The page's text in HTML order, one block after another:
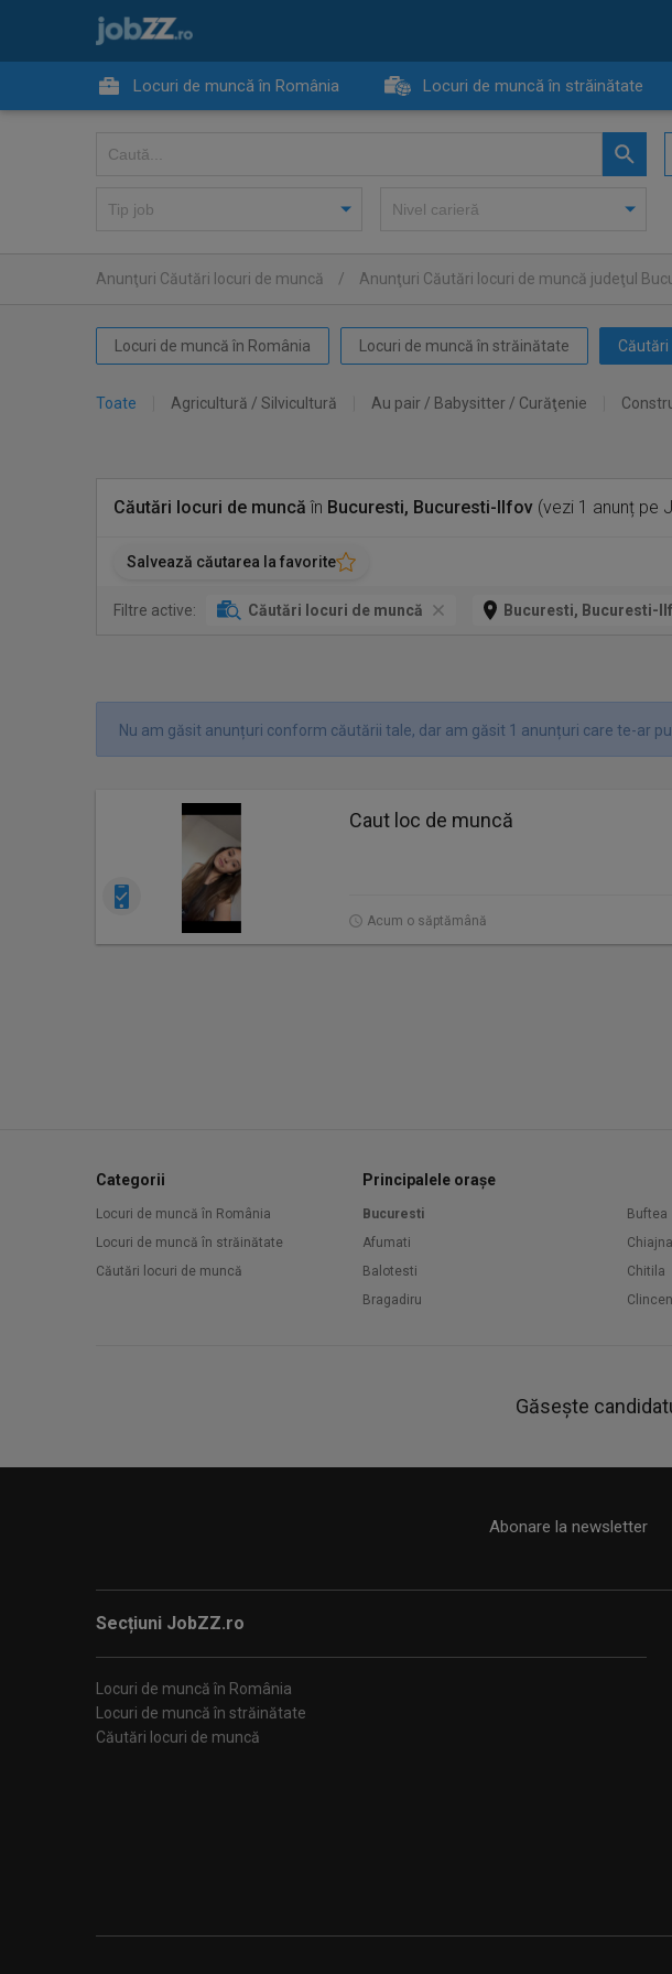
Locuri de muncă în România Locuri de muncă în străinătate
Anunţuri Căutări locuri de muncă / Anunţuri Căutări locuri de muncă judeţul
Locuri de muncă în România Locuri de muncă în străinătate
Toate Agricultură / Silvicultură Au pair / Babysitter / Curăţenie
Căutări locuri de muncă în Bucuresti, Bucuresti-Ilfov (vezi 1 anunț pe
Salvează căutarea la favorite
Filtre active: Căutări locuri de muncă Bucuresti, Bucuresti-
Nu am găsit anunțuri conform căutării tale, dar am găsit 1 anunțuri care te-ar
Caut loc de muncă
Acum o săptămână
Categorii
Locuri de muncă în România
Locuri de muncă în străinătate
Căutări locuri de muncă
Principalele orașe
Bucuresti
Afumati
Balotesti
Bragadiru
Buftea
Chiajna
Chitila
Găsește
Abonare la newsletter
Secțiuni JobZZ.ro
Locuri de muncă în România
Locuri de muncă în străinătate
Căutări locuri de muncă